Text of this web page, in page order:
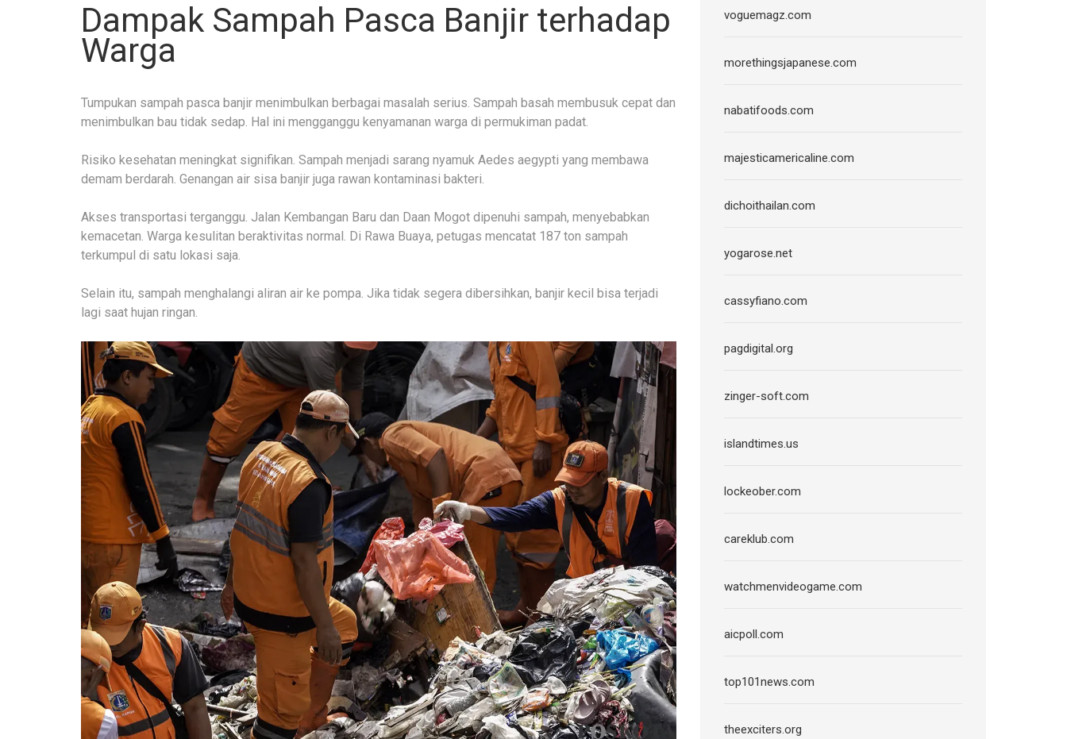
Dampak Sampah Pasca Banjir terhadap
Warga
Tumpukan sampah pasca banjir menimbulkan berbagai masalah serius. Sampah basah membusuk cepat dan
menimbulkan bau tidak sedap. Hal ini mengganggu kenyamanan warga di permukiman padat.
Risiko kesehatan meningkat signifikan. Sampah menjadi sarang nyamuk Aedes aegypti yang membawa
demam berdarah. Genangan air sisa banjir juga rawan kontaminasi bakteri.
Akses transportasi terganggu. Jalan Kembangan Baru dan Daan Mogot dipenuhi sampah, menyebabkan
kemacetan. Warga kesulitan beraktivitas normal. Di Rawa Buaya, petugas mencatat 187 ton sampah
terkumpul di satu lokasi saja.
Selain itu, sampah menghalangi aliran air ke pompa. Jika tidak segera dibersihkan, banjir kecil bisa terjadi
lagi saat hujan ringan.
voguemagz.com
morethingsjapanese.com
nabatifoods.com
majesticamericaline.com
dichoithailan.com
yogarose.net
cassyfiano.com
pagdigital.org
zinger-soft.com
islandtimes.us
lockeober.com
careklub.com
watchmenvideogame.com
aicpoll.com
top101news.com
theexciters.org